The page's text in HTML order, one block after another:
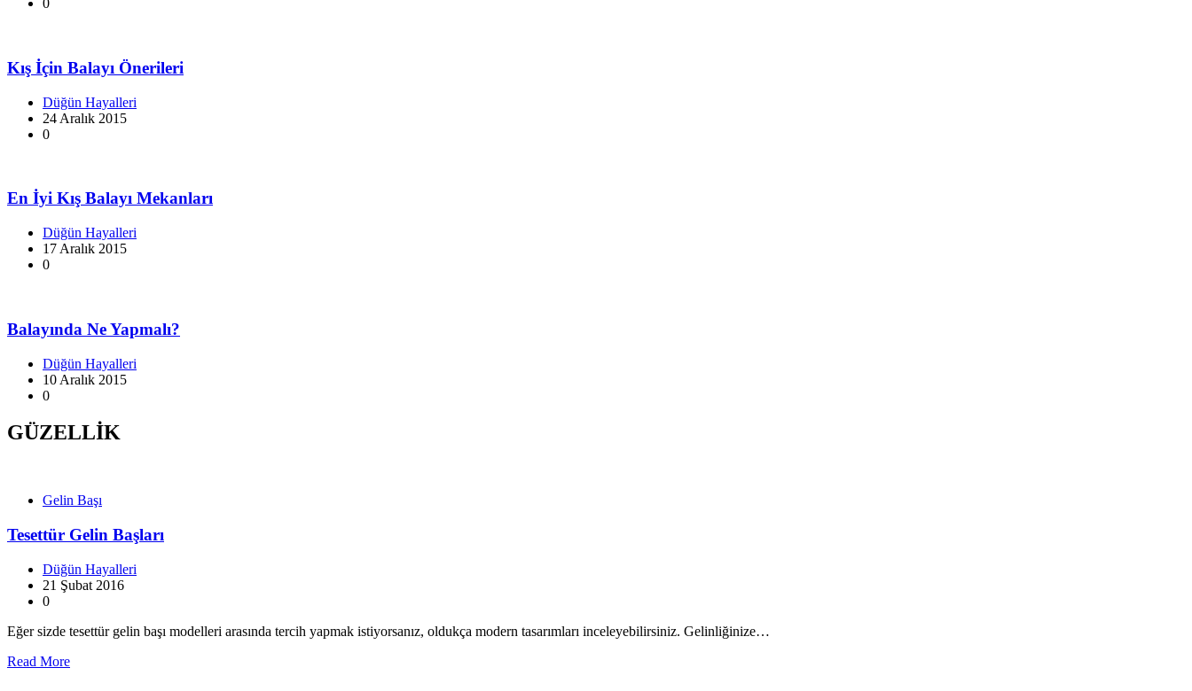
0
Kış İçin Balayı Önerileri
Düğün Hayalleri
24 Aralık 2015
0
En İyi Kış Balayı Mekanları
Düğün Hayalleri
17 Aralık 2015
0
Balayında Ne Yapmalı?
Düğün Hayalleri
10 Aralık 2015
0
GÜZELLİK
Gelin Başı
Tesettür Gelin Başları
Düğün Hayalleri
21 Şubat 2016
0
Eğer sizde tesettür gelin başı modelleri arasında tercih yapmak istiyorsanız, oldukça modern tasarımları inceleyebilirsiniz. Gelinliğinize…
Read More